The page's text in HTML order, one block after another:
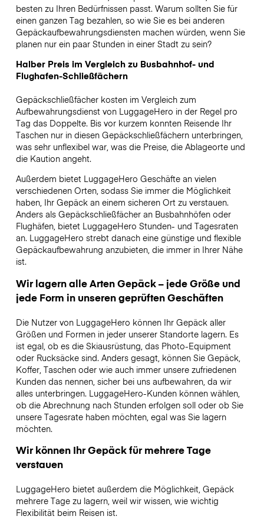
besten zu Ihren Bedürfnissen passt. Warum sollten Sie für
einen ganzen Tag bezahlen, so wie Sie es bei anderen
Gepäckaufbewahrungsdiensten machen würden, wenn Sie
planen nur ein paar Stunden in einer Stadt zu sein?
Halber Preis im Vergleich zu Busbahnhof- und
Flughafen-Schließfächern
Gepäckschließfächer kosten im Vergleich zum
Aufbewahrungsdienst von LuggageHero in der Regel pro
Tag das Doppelte. Bis vor kurzem konnten Reisende Ihr
Taschen nur in diesen Gepäckschließfächern unterbringen,
was sehr unflexibel war, was die Preise, die Ablageorte und
die Kaution angeht.
Außerdem bietet LuggageHero Geschäfte an vielen
verschiedenen Orten, sodass Sie immer die Möglichkeit
haben, Ihr Gepäck an einem sicheren Ort zu verstauen.
Anders als Gepäckschließfächer an Busbahnhöfen oder
Flughäfen, bietet LuggageHero Stunden- und Tagesraten
an. LuggageHero strebt danach eine günstige und flexible
Gepäckaufbewahrung anzubieten, die immer in Ihrer Nähe
ist.
Wir lagern alle Arten Gepäck – jede Größe und
jede Form in unseren geprüften Geschäften
Die Nutzer von LuggageHero können Ihr Gepäck aller
Größen und Formen in jeder unserer Standorte lagern. Es
ist egal, ob es die Skiausrüstung, das Photo-Equipment
oder Rucksäcke sind. Anders gesagt, können Sie Gepäck,
Koffer, Taschen oder wie auch immer unsere zufriedenen
Kunden das nennen, sicher bei uns aufbewahren, da wir
alles unterbringen. LuggageHero-Kunden können wählen,
ob die Abrechnung nach Stunden erfolgen soll oder ob Sie
unsere Tagesrate haben möchten, egal was Sie lagern
möchten.
Wir können Ihr Gepäck für mehrere Tage
verstauen
LuggageHero bietet außerdem die Möglichkeit, Gepäck
mehrere Tage zu lagern, weil wir wissen, wie wichtig
Flexibilität beim Reisen ist.